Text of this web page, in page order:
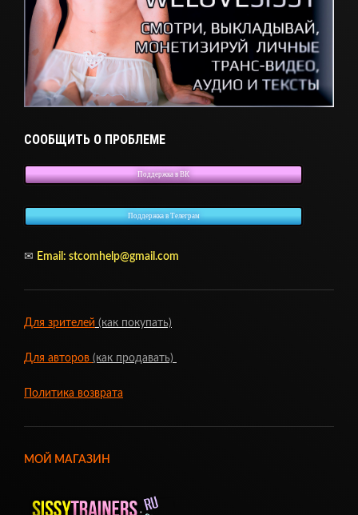
СООБЩИТЬ О ПРОБЛЕМЕ
Поддержка в ВК
Поддержка в Телеграм
✉ Email: stcomhelp@gmail.com
Для зрителей (как покупать)
Для авторов (как продавать)
Политика возврата
МОЙ МАГАЗИН